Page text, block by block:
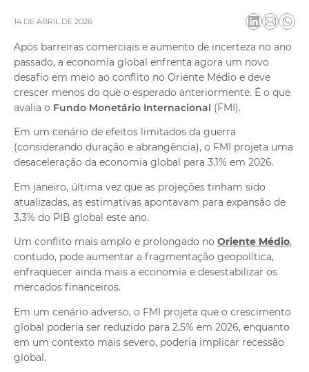
14 DE ABRIL DE 2026
Após barreiras comerciais e aumento de incerteza no ano
passado, a economia global enfrenta agora um novo
desafio em meio ao conflito no Oriente Médio e deve
crescer menos do que o esperado anteriormente. É o que
avalia o Fundo Monetário Internacional (FMI).
Em um cenário de efeitos limitados da guerra
(considerando duração e abrangência), o FMI projeta uma
desaceleração da economia global para 3,1% em 2026.
Em janeiro, última vez que as projeções tinham sido
atualizadas, as estimativas apontavam para expansão de
3,3% do PIB global este ano.
Um conflito mais amplo e prolongado no Oriente Médio,
contudo, pode aumentar a fragmentação geopolítica,
enfraquecer ainda mais a economia e desestabilizar os
mercados financeiros.
Em um cenário adverso, o FMI projeta que o crescimento
global poderia ser reduzido para 2,5% em 2026, enquanto
em um contexto mais severo, poderia implicar recessão
global.